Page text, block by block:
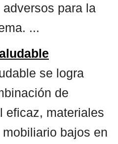
para la
...
se logra
de
eficaz, materiales
bajos en